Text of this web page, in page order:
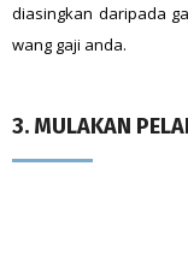
diasingkan daripada
wang gaji anda.
3. MULAKAN